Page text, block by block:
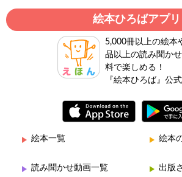
絵本ひろばアプリ
5,000冊以上の絵本
品以上の読み聞か
料で楽しめる！
『絵本ひろば』公
絵本一覧 絵本
読み聞かせ動画一覧 出版